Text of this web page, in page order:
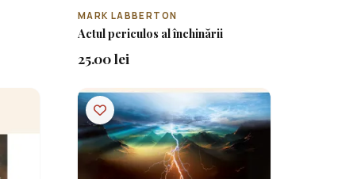
MARK LABBERTON
Actul periculos al închinării
25.00 lei